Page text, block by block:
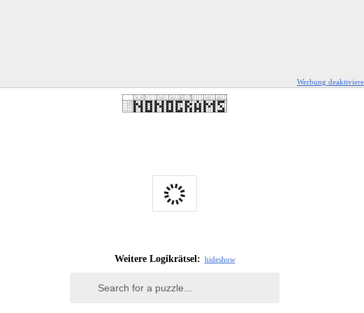
Werbung
Weitere Logikrätsel: hideshow